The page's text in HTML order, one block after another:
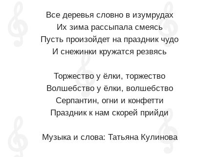
Все деревья словно в изумрудах
Их зима рассыпала смеясь
Пусть произойдет на праздник чудо
И снежинки кружатся резвясь
Торжество у ёлки, торжество
Волшебство у ёлки, волшебство
Серпантин, огни и конфетти
Праздник к нам скорей прийди
Музыка и слова: Татьяна Кулинова